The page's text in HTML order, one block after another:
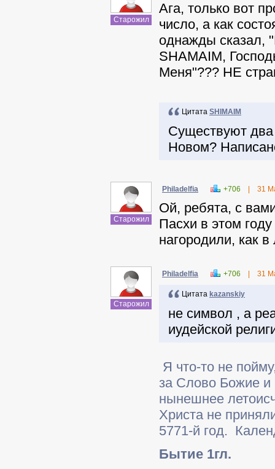
Старожил
Ага, только вот
число, а как
однажды сказал,
SHAMAIM,
Меня"??? НЕ
Цитата SHIMAIM
Существуют два
Новом?
Старожил
Philadelfia +706 31
Ой, ребята, с
Пасхи в этом
нагородили, как
Старожил
Philadelfia +706 31
Цитата kazanskiy
не символ , а
иудейской
Я что-то не
за Слово Божие и
нынешнее
Христа не
5771-й год.
Бытие 1гл.